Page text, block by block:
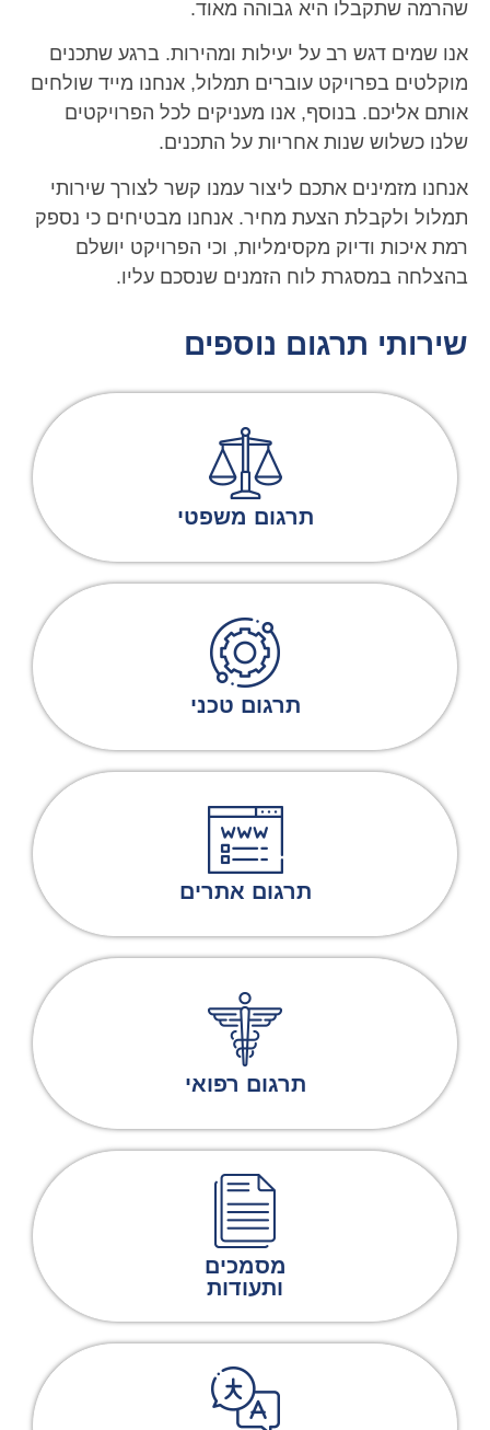
שהרמה שתקבלו היא גבוהה מאוד.
אנו שמים דגש רב על יעילות ומהירות. ברגע שתכנים
מוקלטים בפרויקט עוברים תמלול, אנחנו מייד שולחים
אותם אליכם. בנוסף, אנו מעניקים לכל הפרויקטים
שלנו כשלוש שנות אחריות על התכנים.
אנחנו מזמינים אתכם ליצור עמנו קשר לצורך שירותי
תמלול ולקבלת הצעת מחיר. אנחנו מבטיחים כי נספק
רמת איכות ודיוק מקסימליות, וכי הפרויקט יושלם
בהצלחה במסגרת לוח הזמנים שנסכם עליו.
שירותי תרגום נוספים
תרגום משפטי
תרגום טכני
תרגום אתרים
תרגום רפואי
מסמכים
ותעודות